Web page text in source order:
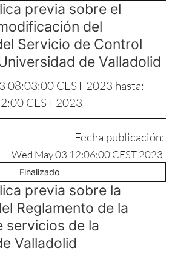
previa sobre el
del
Servicio de Control
de Valladolid
08:03:00 CEST 2023 hasta:
CEST 2023
Fecha publicación:
Wed May 03 12:06:00 CEST 2023
Finalizado
previa sobre la
Reglamento de la
servicios de la
Valladolid